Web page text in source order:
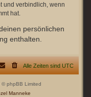
und verbindlich, wenn
hat.
persönlichen
enthalten.
Alle Zeiten sind UTC
© phpBB Limited
Manneke